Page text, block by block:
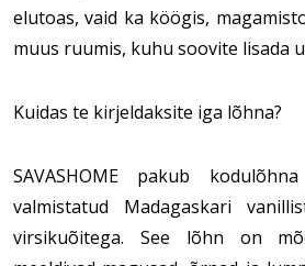
elutoas, vaid ka köögis,
muus ruumis, kuhu soovite lisada
Kuidas te kirjeldaksite iga lõhna?
SAVASHOME pakub
valmistatud Madagaskari
virsikuõitega. See lõhn on